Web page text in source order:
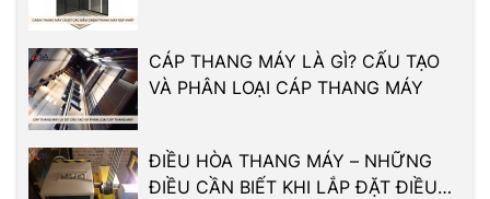
CÁP THANG MÁY LÀ GÌ? CẤU TẠO
VÀ PHÂN LOẠI CÁP THANG MÁY
ĐIỀU HÒA THANG MÁY – NHỮNG
ĐIỀU CẦN BIẾT KHI LẮP ĐẶT ĐIỀU